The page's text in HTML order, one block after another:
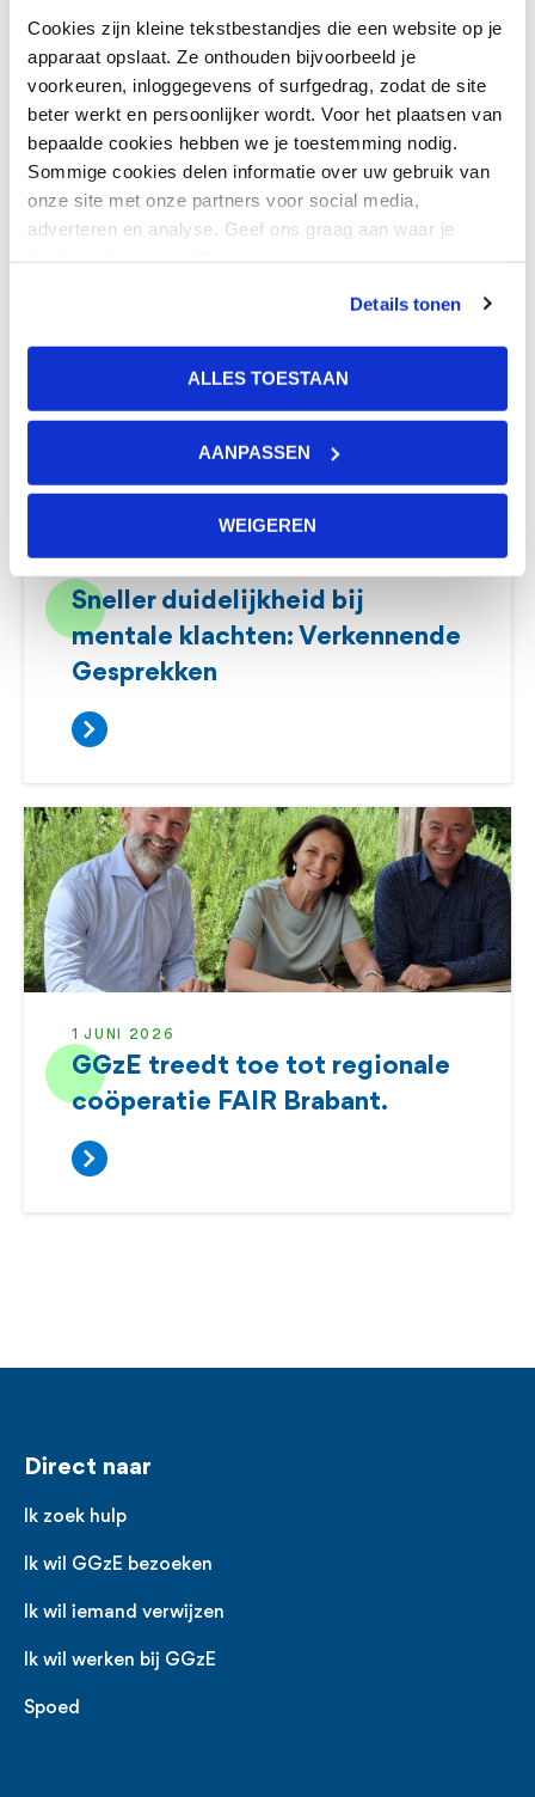
Cookies zijn kleine tekstbestandjes die een website op je
apparaat opslaat. Ze onthouden bijvoorbeeld je
voorkeuren, inloggegevens of surfgedrag, zodat de site
beter werkt en persoonlijker wordt. Voor het plaatsen van
bepaalde cookies hebben we je toestemming nodig.
Sommige cookies delen informatie over uw gebruik van
onze site met onze partners voor social media,
adverteren en analyse. Geef ons graag aan waar je
Details tonen
ALLES TOESTAAN
AANPASSEN
WEIGEREN
Beeld' en selecteer jouw onderwerp
waarover je meer wil weten.
GGzE in Beeld
Sneller duidelijkheid bij
mentale klachten: Verkennende
Gesprekken
1 JUNI 2026
GGzE treedt toe tot regionale
coöperatie FAIR Brabant.
Voet
Direct naar
Ik zoek hulp
Ik wil GGzE bezoeken
Ik wil iemand verwijzen
Ik wil werken bij GGzE
Spoed